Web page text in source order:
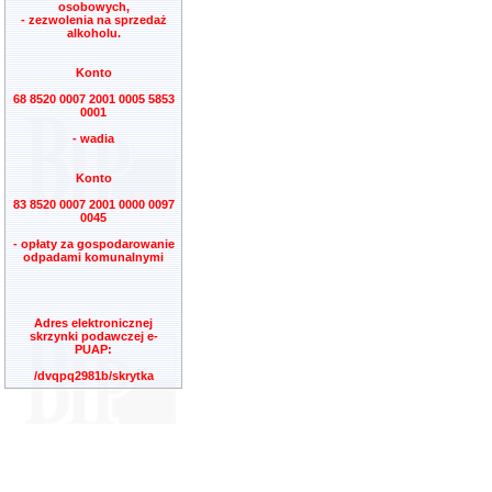
osobowych,
- zezwolenia na sprzedaż
alkoholu.
Konto
68 8520 0007 2001 0005 5853
0001
- wadia
Konto
83 8520 0007 2001 0000 0097
0045
- opłaty za gospodarowanie
odpadami komunalnymi
Adres elektronicznej
skrzynki podawczej e-
PUAP:
/dvqpq2981b/skrytka